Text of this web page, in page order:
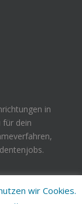
in
für dein
wir Cookies.